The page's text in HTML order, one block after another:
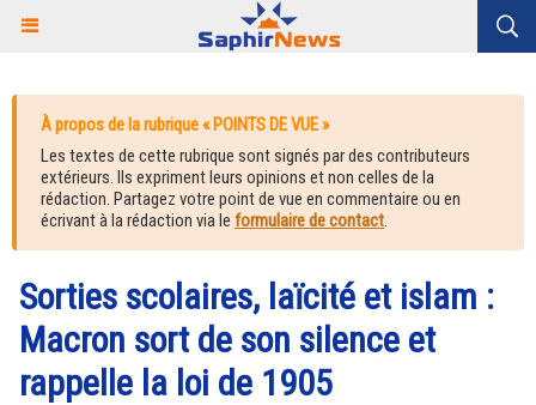
À propos de la rubrique « POINTS DE VUE »
Les textes de cette rubrique sont signés par des contributeurs
extérieurs. Ils expriment leurs opinions et non celles de la
rédaction. Partagez votre point de vue en commentaire ou en
écrivant à la rédaction via le formulaire de contact.
Sorties scolaires, laïcité et islam :
Macron sort de son silence et
rappelle la loi de 1905